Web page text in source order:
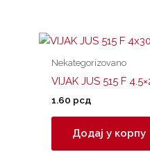
Nekategorizovano
VIJAK JUS 515 F
1.60 рсд
Додај у корпу